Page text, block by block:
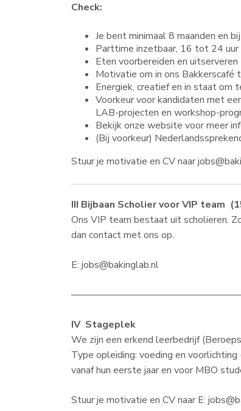
Check:
Je bent minimaal 8 maanden en
Parttime inzetbaar, 16 tot 24
Eten voorbereiden en uitserveren
Motivatie om in ons Bakkerscafé
Energiek, creatief en in staat om
Voorkeur voor kandidaten met
LAB-projecten en workshop-
Bekijk onze website voor meer
(Bij voorkeur)
Stuur je motivatie en CV naar
III Bijbaan Scholier voor VIP team
Ons VIP team bestaat uit scholieren.
dan contact met ons op.
E: jobs@bakinglab.nl
IV Stageplek
We zijn een erkend leerbedrijf
Type opleiding: voeding en
vanaf hun eerste jaar en voor MBO
Stuur je motivatie en CV naar E: